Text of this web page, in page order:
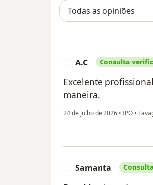
A.C Consulta
Excelente
maneira.
24 de julho de 2026 • IPO •
Samanta